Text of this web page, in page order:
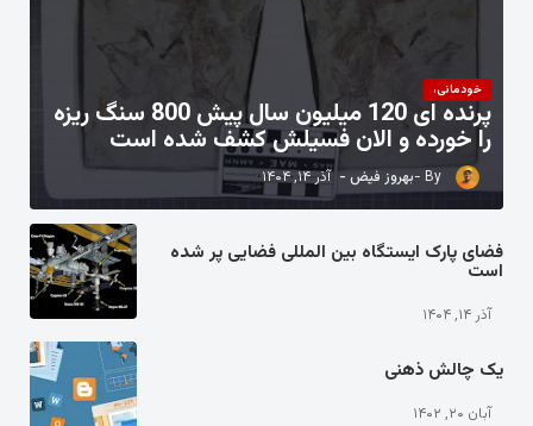
خودمانی،
پرنده ای 120 میلیون سال پیش 800 سنگ ریزه
را خورده و الان فسیلش کشف شده است
بهروز فیض آذر ۱۴, ۱۴۰۴
فضای پارک ایستگاه بین المللی فضایی پر شده
است
آذر ۱۴, ۱۴۰۴
یک چالش ذهنی
آبان ۲۰, ۱۴۰۲